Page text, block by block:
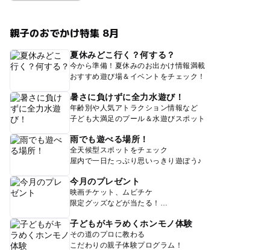
親子のおでかけ特集 8月
夏休みどこ行く？何する？
今から準備！夏休みのお出かけ情報満載
おすすめ遊び場＆イベントをチェック！
暑さに負けずに全力水遊び！
年齢別や人気アトラクション情報など
子ども大満足のプール＆水遊びスポット
雨でも遊べる場所！
全天候型スポットをチェック
屋内で一日たっぷり思いっきり遊ぼう♪
今月のプレゼント
映画チケット、ムビチケ
限定グッズなどが当たる！
子どもがキラめくホンモノ体験
その道のプロに教わる
こだわりの親子体験プログラム！